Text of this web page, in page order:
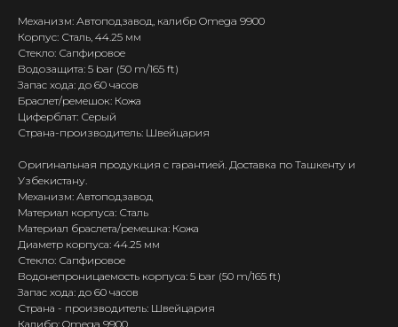
Механизм: Автоподзавод, калибр Omega 9900
Корпус: Сталь, 44.25 мм
Стекло: Сапфировое
Водозащита: 5 bar (50 m/165 ft)
Запас хода: до 60 часов
Браслет/ремешок: Кожа
Циферблат: Серый
Страна-производитель: Швейцария
Оригинальная продукция с гарантией. Доставка по Ташкенту и
Узбекистану.
Механизм: Автоподзавод
Материал корпуса: Сталь
Материал браслета/ремешка: Кожа
Диаметр корпуса: 44.25 мм
Стекло: Сапфировое
Водонепроницаемость корпуса: 5 bar (50 m/165 ft)
Запас хода: до 60 часов
Страна - производитель: Швейцария
Калибр: Omega 9900